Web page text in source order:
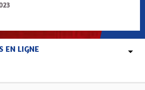
EN LIGNE